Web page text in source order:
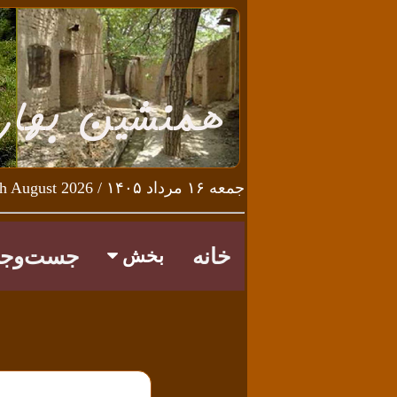
جمعه ۱۶ مرداد ۱۴۰۵ / Friday 7th August 2026
خانه بخش